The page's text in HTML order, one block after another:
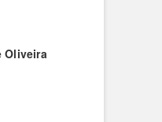
Oliveira